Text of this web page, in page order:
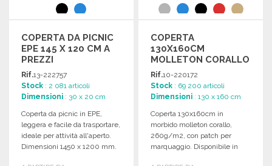
COPERTA DA PICNIC
EPE 145 X 120 CM A
PREZZI
ALL'INGROSSO
Rif.13-222757
Stock : 2 081 articoli
Dimensioni : 30 x 20 cm
Coperta da picnic in EPE,
leggera e facile da trasportare,
ideale per attività all'aperto.
Dimensioni 1450 x 1200 mm.
COPERTA
130X160CM
MOLLETON CORALLO
260G/M2 A PREZZI
ALL'INGROSSO
Rif.10-220172
Stock : 69 200 articoli
Dimensioni : 130 x 160 cm
Coperta 130x160cm in
morbido molleton corallo,
260g/m2, con patch per
marquaggio. Disponibile in